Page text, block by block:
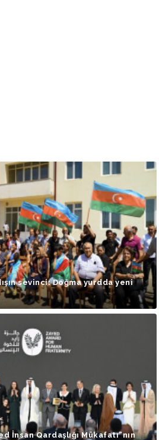
sevinci: Doğma yurdda yeni
İnsan Qardaşlığı Mükafatı”nın